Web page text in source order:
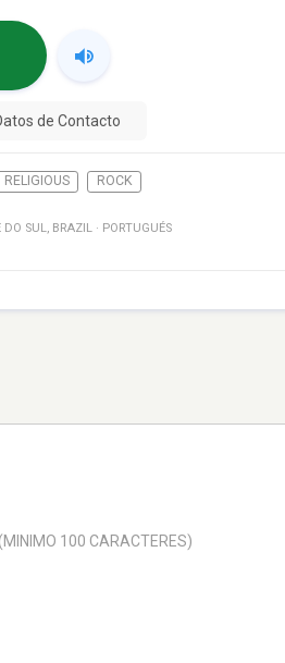
de Contacto
RELIGIOUS ROCK
DO SUL, BRAZIL · PORTUGUÉS